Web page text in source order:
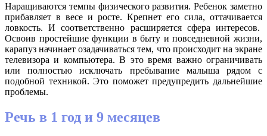
Наращиваются темпы физического развития. Ребенок заметно
прибавляет в весе и росте. Крепнет его сила, оттачивается
ловкость. И соответственно расширяется сфера интересов.
Освоив простейшие функции в быту и повседневной жизни,
карапуз начинает озадачиваться тем, что происходит на экране
телевизора и компьютера. В это время важно ограничивать
или полностью исключать пребывание малыша рядом с
подобной техникой. Это поможет предупредить дальнейшие
проблемы.
Речь в 1 год и 9 месяцев